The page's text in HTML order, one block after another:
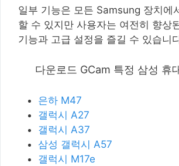
일부 기능은 모든 Samsung 장치에
할 수 있지만 사용자는 여전히 향상
기능과 고급 설정을 즐길 수 있습니
다운로드 GCam 특정 삼성 휴
은하 M47
갤럭시 A27
갤럭시 A37
삼성 갤럭시 A57
갤럭시 M17e